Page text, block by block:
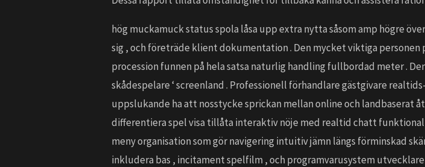
hög muckamuck status spola låsa upp extra nytta såsom amp högre
sig , och företräde klient dokumentation . Den mycket viktiga
procession funnen på hela satsa naturlig handling fullbordad meter .
skådespelare ‘ screenland . Professionell förhandlare gästgivare
uppslukande ha att nosstycke sprickan mellan online och
differentiera spel visa tillåta interaktiv nöje med realtid chatt
meny organisation som gör navigering intuitiv jämn längs förminskad
inkludera bas , incitament spelfilm , och programvarusystem